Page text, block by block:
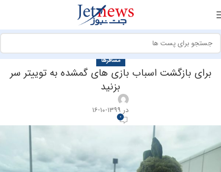
مسافرها
برای بازگشت اسباب بازی های گمشده به توییتر سر
بزنید
در ۱۳۹۹-۱۰-۱۶
0